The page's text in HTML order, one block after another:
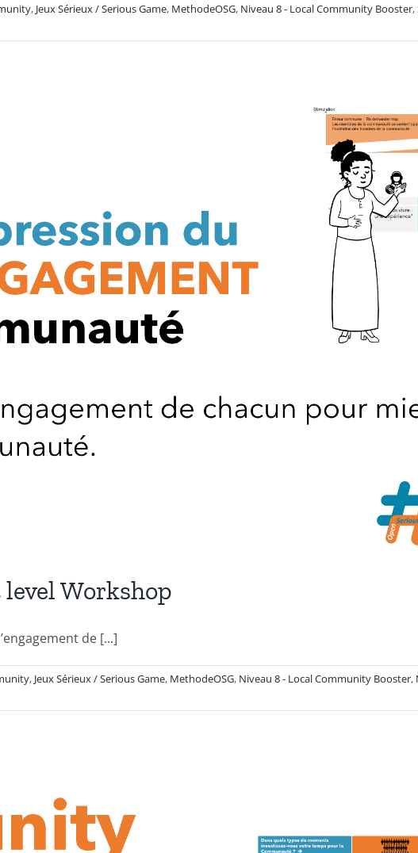
, Jeux Sérieux / Serious Game, MethodeOSG, Niveau 8 - Local Community Booster,
Workshop
de [...]
, Jeux Sérieux / Serious Game, MethodeOSG, Niveau 8 - Local Community Booster,